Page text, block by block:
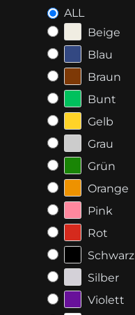
ALL
Beige
Blau
Braun
Bunt
Gelb
Grau
Grün
Orange
Pink
Rot
Schwarz
Silber
Violett